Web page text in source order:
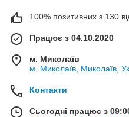
100% позитивних з 130
Працює з 04.10.2020
м. Миколаїв
м. Миколаїв, Миколаїв,
Контакти
Сьогодні працює з